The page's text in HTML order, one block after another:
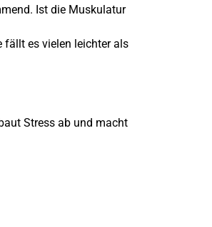
Ist die Muskulatur
fällt es vielen leichter als
Stress ab und macht